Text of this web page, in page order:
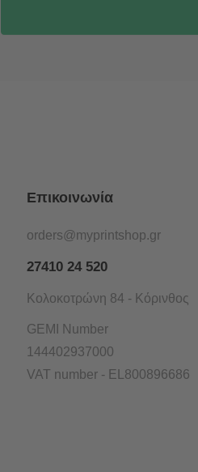
Επικοινωνία
orders@myprintshop.gr
27410 24 520
Κολοκοτρώνη 84 - Κόρινθος
GEMI Number
144402937000
VAT number - EL800896686